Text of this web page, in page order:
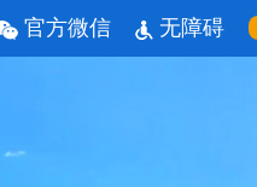
官方微信 无障碍